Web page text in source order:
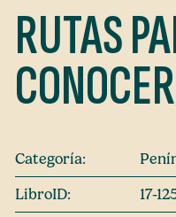
RUTAS
Categoría:
LibroID:
17-